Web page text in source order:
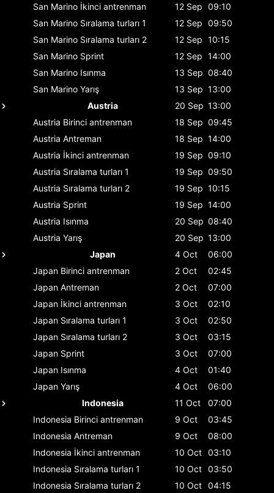
San Marino İkinci antrenman 12 Sep 09:10
San Marino Sıralama turları 1 12 Sep 09:50
San Marino Sıralama turları 2 12 Sep 10:15
San Marino Sprint 12 Sep 14:00
San Marino Isınma 13 Sep 08:40
San Marino Yarış 13 Sep 13:00
Austria
20 Sep 13:00
Austria Birinci antrenman 18 Sep 09:45
Austria Antreman 18 Sep 14:00
Austria İkinci antrenman 19 Sep 09:10
Austria Sıralama turları 1 19 Sep 09:50
Austria Sıralama turları 2 19 Sep 10:15
Austria Sprint 19 Sep 14:00
Austria Isınma 20 Sep 08:40
Austria Yarış 20 Sep 13:00
Japan
4 Oct
06:00
Japan Birinci antrenman 2 Oct
02:45
Japan Antreman 2 Oct
07:00
Japan İkinci antrenman 3 Oct
02:10
Japan Sıralama turları 1 3 Oct
02:50
Japan Sıralama turları 2 3 Oct
03:15
Japan Sprint 3 Oct
07:00
Japan Isınma 4 Oct
01:40
Japan Yarış 4 Oct
06:00
Indonesia
11 Oct
07:00
Indonesia Birinci antrenman 9 Oct
03:45
Indonesia Antreman 9 Oct
08:00
Indonesia İkinci antrenman 10 Oct 03:10
Indonesia Sıralama turları 1 10 Oct 03:50
Indonesia Sıralama turları 2 10 Oct 04:15